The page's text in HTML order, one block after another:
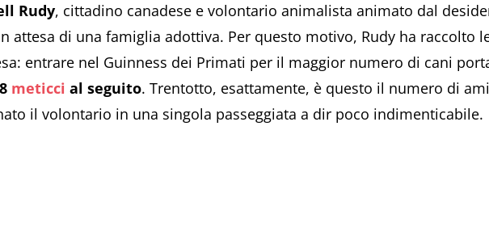
Rudy, cittadino canadese e volontario animalista animato dal
attesa di una famiglia adottiva. Per questo motivo, Rudy ha raccolto
entrare nel Guinness dei Primati per il maggior numero di cani
meticci al seguito. Trentotto, esattamente, è questo il numero di
il volontario in una singola passeggiata a dir poco indimenticabile.